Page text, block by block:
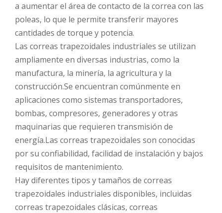
a aumentar el área de contacto de la correa con las
poleas, lo que le permite transferir mayores
cantidades de torque y potencia.
Las correas trapezoidales industriales se utilizan
ampliamente en diversas industrias, como la
manufactura, la minería, la agricultura y la
construcción.Se encuentran comúnmente en
aplicaciones como sistemas transportadores,
bombas, compresores, generadores y otras
maquinarias que requieren transmisión de
energía.Las correas trapezoidales son conocidas
por su confiabilidad, facilidad de instalación y bajos
requisitos de mantenimiento.
Hay diferentes tipos y tamaños de correas
trapezoidales industriales disponibles, incluidas
correas trapezoidales clásicas, correas